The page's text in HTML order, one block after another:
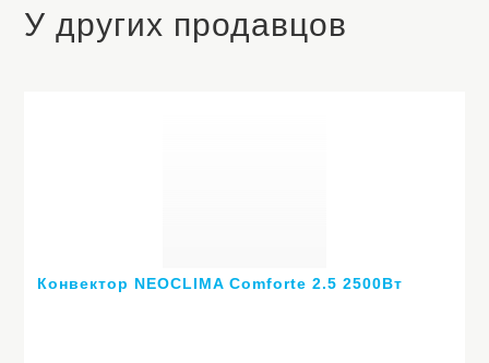
У других продавцов
Конвектор NEOCLIMA Comforte 2.5 2500Вт